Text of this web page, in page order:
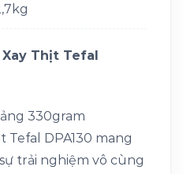
Xay Thịt Tefal
330gram
DPA130 mang
trải nghiệm vô cùng